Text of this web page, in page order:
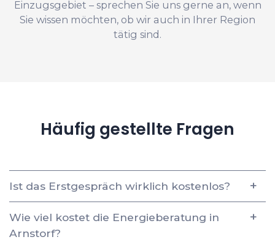
Einzugsgebiet – sprechen Sie uns gerne an, wenn
Sie wissen möchten, ob wir auch in Ihrer Region
tätig sind.
Häufig gestellte Fragen
Ist das Erstgespräch wirklich kostenlos?
Wie viel kostet die Energieberatung in
Arnstorf?